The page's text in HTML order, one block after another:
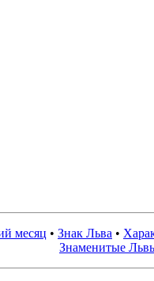
месяц • Знак Льва •
Знаменитые